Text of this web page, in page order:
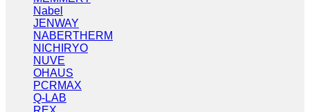
Nabel
JENWAY
NABERTHERM
NICHIRYO
NUVE
OHAUS
PCRMAX
Q-LAB